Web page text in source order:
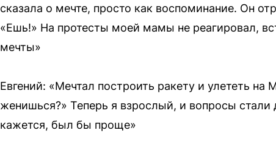
сказала о мечте, просто как воспоминание. Он
«Ешь!» На протесты моей мамы не реагировал,
мечты»
Евгений: «Мечтал построить ракету и улететь
женишься?» Теперь я взрослый, и вопросы
кажется, был бы проще»